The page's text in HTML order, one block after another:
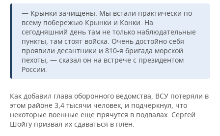
ВУЗЫ ТАТАРСТАНА
КОМУ ПРИНАДЛЕЖАТ
ТОРГОВЫЕ ЦЕНТРЫ
ТАТАРСТАНА
БАНКИ
БЮДЖЕТ
ИНВЕСТИЦИИ
АГРОПРОМ
МАШИНОСТРОЕНИЕ
НЕФТЕХИМИЯ
НЕФТЬ
ОПК
ЭНЕРГЕТИКА
НОВОСТИ НЕДВИЖИМОСТИ
АВТО
НОВОСТИ АВТО
БИЗНЕС
НОВОСТИ БИЗНЕСА
РОЗНИЧНАЯ ТОРГОВЛЯ
ТРАНСПОРТ
УСЛУГИ
ТЕХНОЛОГИИ
НОВОСТИ ТЕХНОЛОГИЙ
IT
МЕДИА
МЕРОПРИЯТИЯ
НОВОСТИ МЕРОПРИЯТИЙ
ВЫЕЗДНАЯ РЕДАКЦИЯ
СПОРТ
НОВОСТИ СПОРТА
ОБЩЕСТВО
— Крынки зачищены. Мы встали практически по
всему побережью Крынки и Конки. На
сегодняшний день там не только наблюдательные
пункты, там стоят войска. Очень достойно себя
проявили десантники и 810-я бригада морской
пехоты, — сказал он на встрече с президентом
России.
Как добавил глава оборонного ведомства, ВСУ потеряли в
этом районе 3,4 тысячи человек, и подчеркнул, что
некоторые военные еще прячутся в подвалах. Сергей
Шойгу призвал их сдаваться в плен.